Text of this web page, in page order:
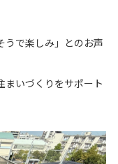
うで楽しみ」とのお声
まいづくりをサポート